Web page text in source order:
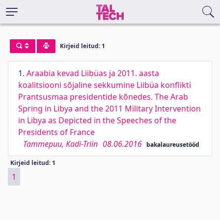
Kirjeid leitud: 1
1. Araabia kevad Liibüas ja 2011. aasta
koalitsiooni sõjaline sekkumine Liibüa konflikti
Prantsusmaa presidentide kõnedes. The Arab
Spring in Libya and the 2011 Military Intervention
in Libya as Depicted in the Speeches of the
Presidents of France
Tammepuu, Kadi-Triin 08.06.2016 bakalaureusetööd
Kirjeid leitud: 1
1